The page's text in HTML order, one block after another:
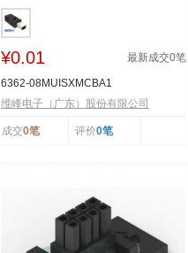
¥0.01 最新成交0笔
6362-08MUISXMCBA1
维峰电子（广东）股份有限公司
成交0笔 评价0笔